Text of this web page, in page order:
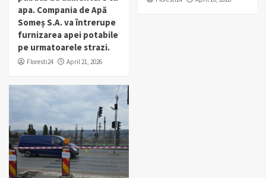
apa. Compania de Apă
Someș S.A. va întrerupe
furnizarea apei potabile
pe urmatoarele strazi.
Floresti24 April 21, 2026